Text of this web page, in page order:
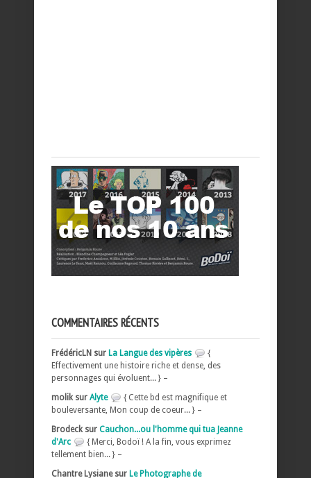
COMMENTAIRES RÉCENTS
FrédéricLN sur La Langue des vipères
{
Effectivement une histoire riche et dense, des
personnages qui évoluent... } –
molik sur Alyte
{ Cette bd est magnifique et
bouleversante, Mon coup de coeur... } –
Brodeck sur Cauchon...ou l'homme qui tua Jeanne
d'Arc
{ Merci, Bodoï ! A la fin, vous exprimez
tellement bien... } –
Chantre Lysiane sur Le Photographe de